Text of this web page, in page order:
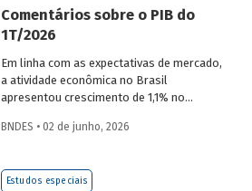
Comentários sobre o PIB do
1T/2026
Em linha com as expectativas de mercado,
a atividade econômica no Brasil
apresentou crescimento de 1,1% no
imediatamente anterior, na série ajustada
próximos meses no
BNDES • 02 de junho, 2026
Estudos especiais